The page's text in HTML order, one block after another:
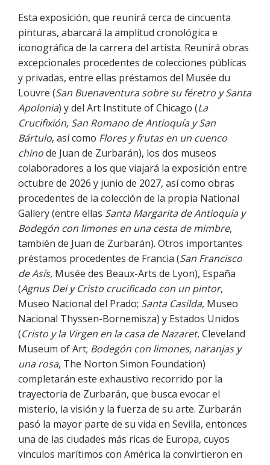
Esta exposición, que reunirá cerca de cincuenta
pinturas, abarcará la amplitud cronológica e
iconográfica de la carrera del artista. Reunirá obras
excepcionales procedentes de colecciones públicas
y privadas, entre ellas préstamos del Musée du
Louvre (San Buenaventura sobre su féretro y Santa
Apolonia) y del Art Institute of Chicago (La
Crucifixión, San Romano de Antioquía y San
Bártulo, así como Flores y frutas en un cuenco
chinode Juan de Zurbarán), los dos museos
colaboradores a los que viajará la exposición entre
octubre de 2026 y junio de 2027, así como obras
procedentes de la colección de la propia National
Gallery (entre ellas Santa Margarita de Antioquía y
Bodegón con limones en una cesta de mimbre,
también de Juan de Zurbarán). Otros importantes
préstamos procedentes de Francia (San Francisco
de Asís, Musée des Beaux-Arts de Lyon), España
(Agnus Dei y Cristo crucificado con un pintor,
Museo Nacional del Prado; Santa Casilda, Museo
Nacional Thyssen-Bornemisza) y Estados Unidos
(Cristo y la Virgen en la casa de Nazaret, Cleveland
Museum of Art; Bodegón con limones, naranjas y
una rosa, The Norton Simon Foundation)
completarán este exhaustivo recorrido por la
trayectoria de Zurbarán, que busca evocar el
misterio, la visión y la fuerza de su arte. Zurbarán
pasó la mayor parte de su vida en Sevilla, entonces
una de las ciudades más ricas de Europa, cuyos
vínculos marítimos con América la convirtieron en